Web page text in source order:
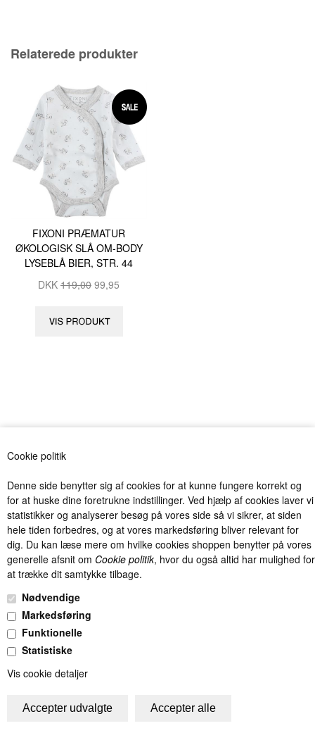
Cookie politik
Denne side benytter sig af cookies for at kunne fungere korrekt og
for at huske dine foretrukne indstillinger. Ved hjælp af cookies laver vi
statistikker og analyserer besøg på vores side så vi sikrer, at siden
hele tiden forbedres, og at vores markedsføring bliver relevant for
dig. Du kan læse mere om hvilke cookies shoppen benytter på vores
generelle afsnit om Cookie politik, hvor du også altid har mulighed for
at trække dit samtykke tilbage.
Nødvendige
Markedsføring
Funktionelle
Statistiske
Vis cookie detaljer
Relaterede produkter
FIXONI PRÆMATUR
ØKOLOGISK SLÅ OM-BODY
LYSEBLÅ BIER, STR. 44
DKK 119,00 99,95
Billig levering fra kun 40 kr. med Postnord og DAO og fri fragt over
1000 kr. (Gælder kun Danmark).
Unik Kids I/S - Møllevangen 7 - 8382 Hinnerup - Tlf.: 22486061 -
Trustpilot - de bedste anmeldelser - skriv din anmeldelse på Truskpilot